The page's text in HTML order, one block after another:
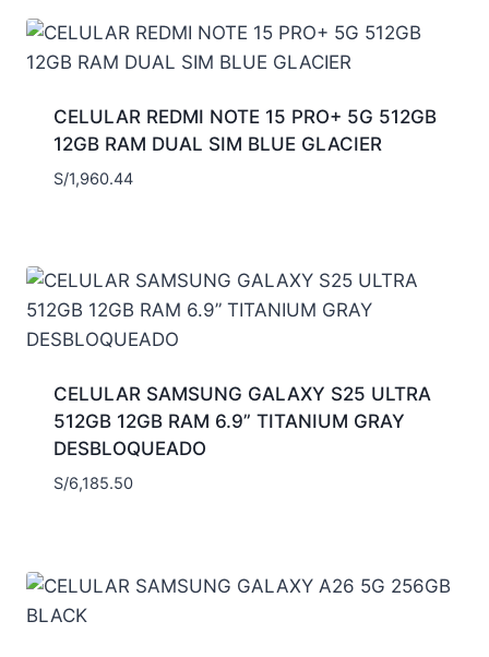
CELULAR REDMI NOTE 15 PRO+ 5G 512GB
12GB RAM DUAL SIM BLUE GLACIER
S/1,960.44
CELULAR SAMSUNG GALAXY S25 ULTRA
512GB 12GB RAM 6.9” TITANIUM GRAY
DESBLOQUEADO
S/6,185.50